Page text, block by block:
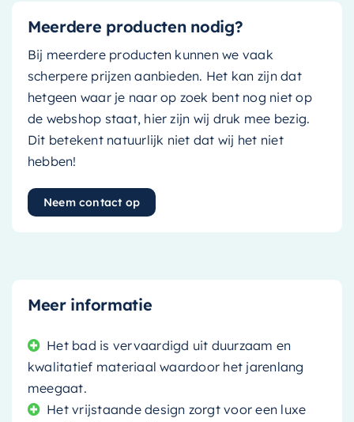
Meerdere producten nodig?
Bij meerdere producten kunnen we vaak
scherpere prijzen aanbieden. Het kan zijn dat
hetgeen waar je naar op zoek bent nog niet op
de webshop staat, hier zijn wij druk mee bezig.
Dit betekent natuurlijk niet dat wij het niet
hebben!
Neem contact op
Meer informatie
Het bad is vervaardigd uit duurzaam en
kwalitatief materiaal waardoor het jarenlang
meegaat.
Het vrijstaande design zorgt voor een luxe